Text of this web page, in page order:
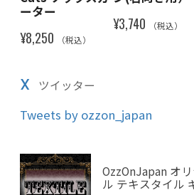
ーター
¥8,250 （税込）
¥3,740 （税込）
X ツイッター
Tweets by ozzon_japan
OzzOnJapan オ
ル テキスタイル